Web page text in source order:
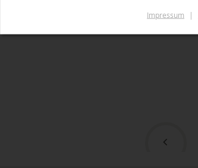
Impressum |